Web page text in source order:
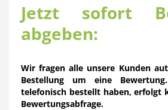
Jetzt sofort
abgeben:
Wir fragen alle unsere Kunden
Bestellung um eine
telefonisch bestellt haben, erfolgt
Bewertungsabfrage.